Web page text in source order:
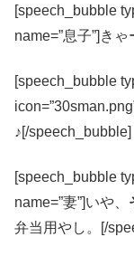
[speech_bubble
name=”息子”]き
[speech_bubble
♪[/speech_bubble]
[speech_bubble
name=”妻”]いや、
弁当用やし。[/